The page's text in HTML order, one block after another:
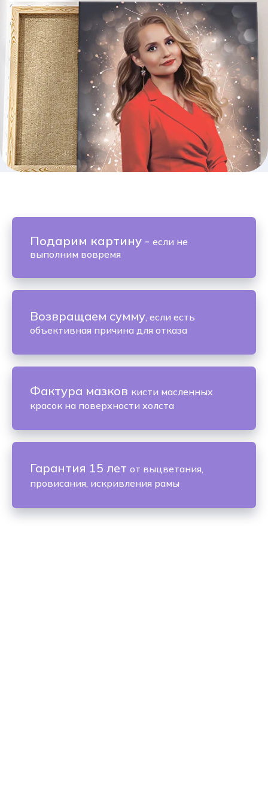
Подарим картину - если не
выполним вовремя
Возвращаем сумму, если есть
объективная причина для отказа
Фактура мазков кисти масленных
красок на поверхности холста
Гарантия 15 лет от выцветания,
провисания, искривления рамы